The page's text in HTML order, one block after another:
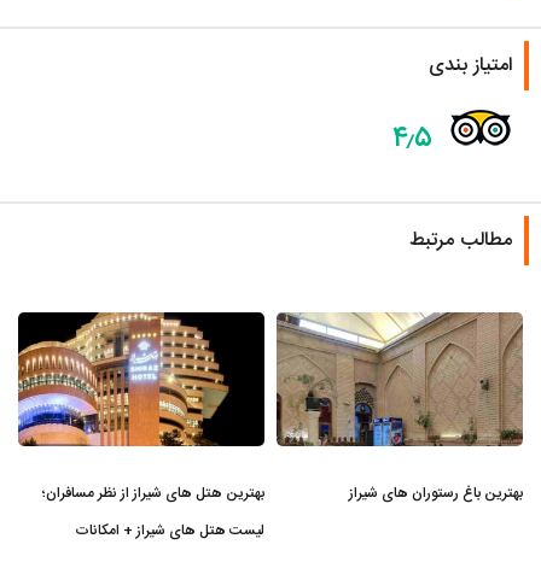
امتیاز بندی
۴٫۵
مطالب مرتبط
بهترین باغ رستوران های شیراز
بهترین هتل های شیراز از نظر مسافران؛
لیست هتل های شیراز + امکانات